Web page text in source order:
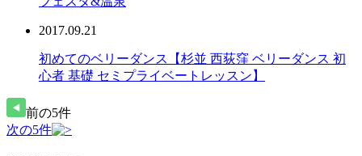
2017.09.21
初めてのベリーダンス【杉並 西荻窪 ベリーダンス 初
心者 基礎 セミプライベートレッスン】
前の5件
次の5件